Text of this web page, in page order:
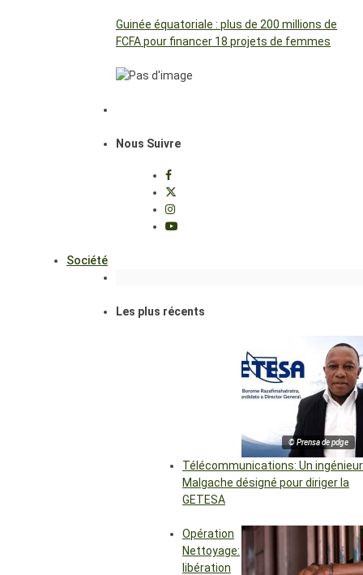
Guinée équatoriale : plus de 200 millions de
FCFA pour financer 18 projets de femmes
Nous Suivre
Société
Les plus récents
© Prensa de pdge
Télécommunications: Un ingénieur
Malgache désigné pour diriger la
GETESA
Opération
Nettoyage:
libération